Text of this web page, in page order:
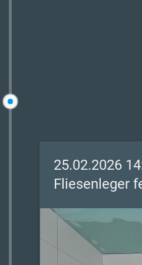
25.02.2026
Fliesenleger